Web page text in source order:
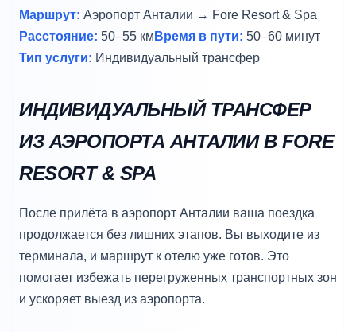
Маршрут: Аэропорт Анталии → Fore Resort & Spa
Расстояние: 50–55 км Время в пути: 50–60 минут
Тип услуги: Индивидуальный трансфер
ИНДИВИДУАЛЬНЫЙ ТРАНСФЕР
ИЗ АЭРОПОРТА АНТАЛИИ В FORE
RESORT & SPA
После прилёта в аэропорт Анталии ваша поездка
продолжается без лишних этапов. Вы выходите из
терминала, и маршрут к отелю уже готов. Это
помогает избежать перегруженных транспортных зон
и ускоряет выезд из аэропорта.